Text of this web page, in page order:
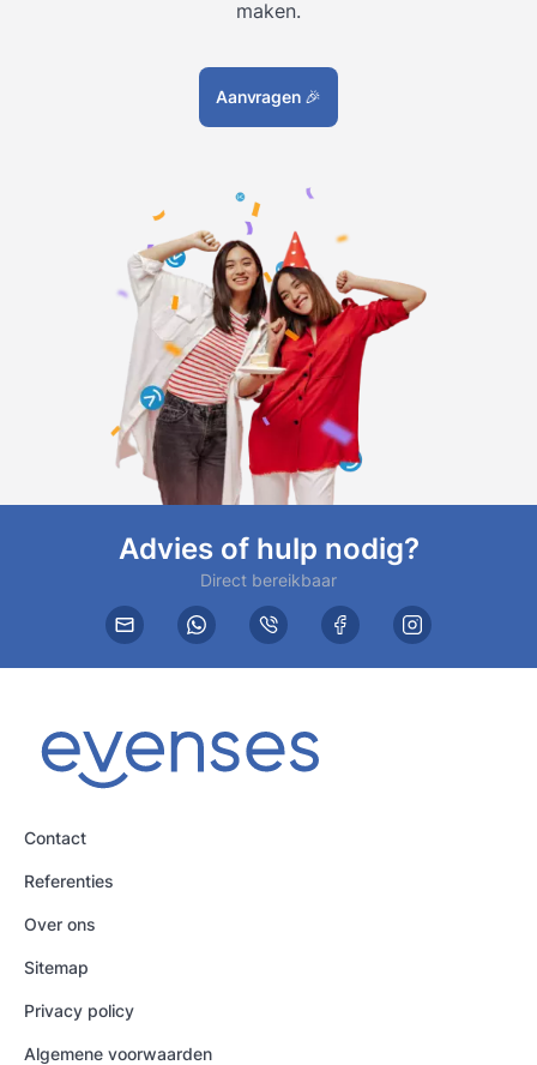
maken.
Aanvragen 🎉
Advies of hulp nodig?
Direct bereikbaar
Contact
Referenties
Over ons
Sitemap
Privacy policy
Algemene voorwaarden